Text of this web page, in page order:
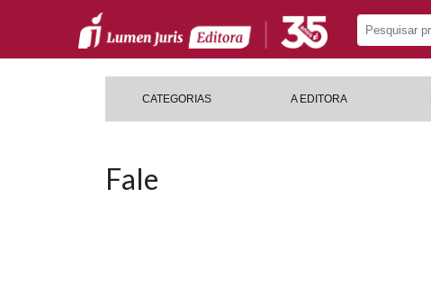
CATEGORIAS A EDITORA
Fale